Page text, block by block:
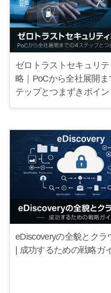
ゼロトラストセキュリ
略｜PoCから全社展開ま
テップとつまずきポイン
eDiscoveryの全貌とクラ
| 成功するための戦略ガ